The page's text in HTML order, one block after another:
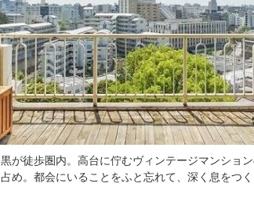
が徒歩圏内。高台に佇むヴィンテージマンショ
め。都会にいることをふと忘れて、深く息をつく